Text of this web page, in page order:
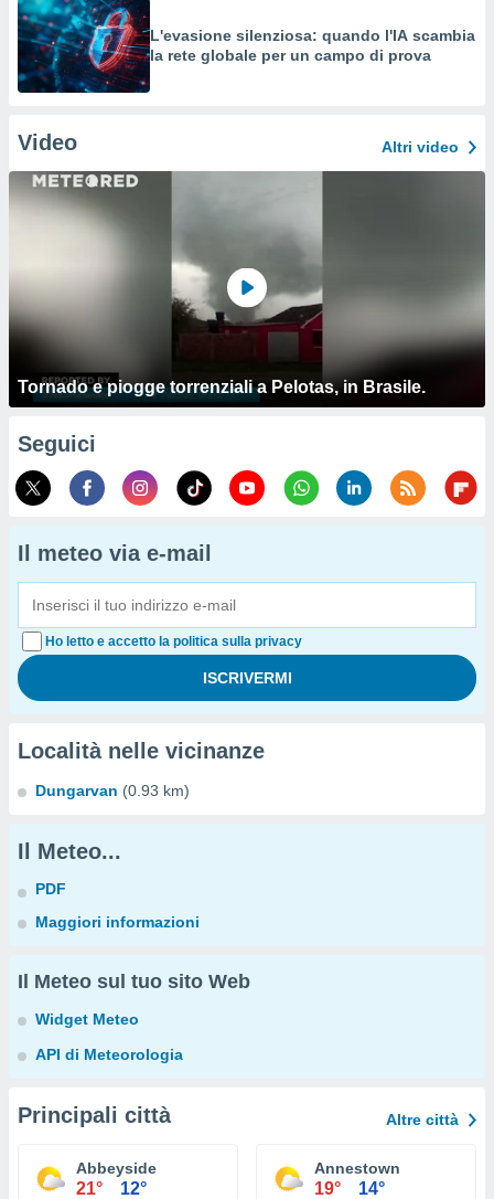
L'evasione silenziosa: quando l'IA scambia
la rete globale per un campo di prova
Video Altri video
Tornado e piogge torrenziali a Pelotas, in Brasile.
Seguici
Il meteo via e-mail
Ho letto e accetto la politica sulla privacy
Località nelle vicinanze
Dungarvan (0.93 km)
Il Meteo...
PDF
Maggiori informazioni
Il Meteo sul tuo sito Web
Widget Meteo
API di Meteorologia
Principali città Altre città
Abbeyside
21° 12°
Annestown
19° 14°